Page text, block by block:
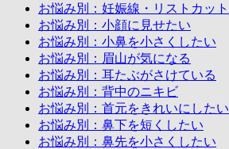
お悩み別：妊娠線・リストカット
お悩み別：小顔に見せたい
お悩み別：小鼻を小さくしたい
お悩み別：眉山が気になる
お悩み別：耳たぶがさけている
お悩み別：背中のニキビ
お悩み別：首元をきれいにしたい
お悩み別：鼻下を短くしたい
お悩み別：鼻先を小さくしたい